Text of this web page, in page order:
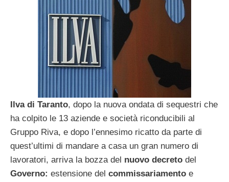
Ilva di Taranto, dopo la nuova ondata di sequestri che
ha colpito le 13 aziende e società riconducibili al
Gruppo Riva, e dopo l’ennesimo ricatto da parte di
quest’ultimi di mandare a casa un gran numero di
lavoratori, arriva la bozza del nuovo decreto del
Governo: estensione del commissariamento e